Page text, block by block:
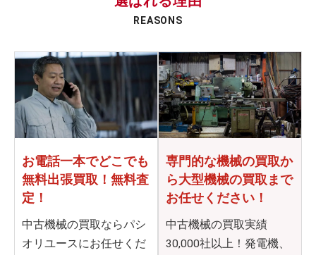
REASONS
お電話一本でどこでも
無料出張買取！無料査
定！
中古機械の買取ならパシ
オリユースにお任せくだ
専門的な機械の買取か
ら大型機械の買取まで
お任せください！
中古機械の買取実績
30,000社以上！発電機、